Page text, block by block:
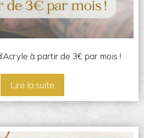
à partir de 3€ par mois !
Lire la suite